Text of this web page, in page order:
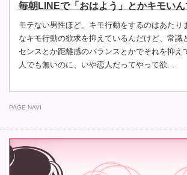
毎朝LINEで「おはよう」とかキモいん
モテない男性ほど、キモ行動をするのはあたり
なキモ行動の欲求を抑えているんだけど、常識
センスとか距離感のバランスとかでそれを抑え
人でも無いのに、いや恋人だってやって欲…
PAGE NAVI